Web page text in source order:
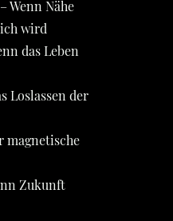
Wenn Nähe
wird
das Leben
Loslassen der
magnetische
Zukunft